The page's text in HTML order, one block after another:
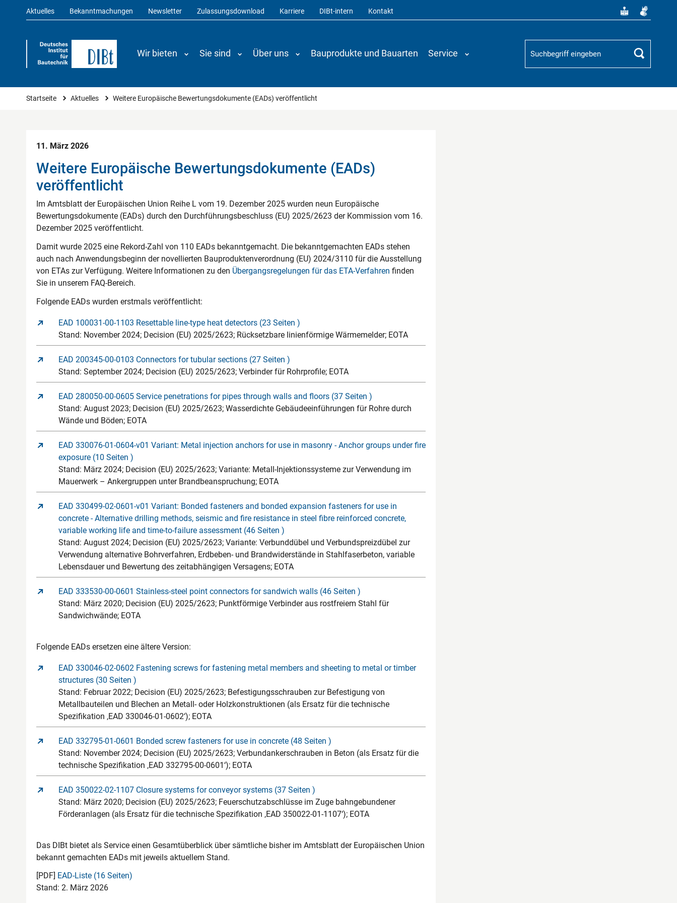
Aktuelles Bekanntmachungen Newsletter Zulassungsdownload Karriere DIBt-intern Kontakt
Wir bieten Sie sind Über uns Bauprodukte und Bauarten Service
Suchbegriff
Suchen
Sie sind hier
Startseite Aktuelles Weitere Europäische Bewertungsdokumente (EADs) veröffentlicht
11. März 2026
Weitere Europäische Bewertungsdokumente (EADs)
veröffentlicht
Im Amtsblatt der Europäischen Union Reihe L vom 19. Dezember 2025 wurden neun Europäische
Bewertungsdokumente (EADs) durch den Durchführungsbeschluss (EU) 2025/2623 der Kommission vom 16.
Dezember 2025 veröffentlicht.
Damit wurde 2025 eine Rekord-Zahl von 110 EADs bekanntgemacht. Die bekanntgemachten EADs stehen
auch nach Anwendungsbeginn der novellierten Bauproduktenverordnung (EU) 2024/3110 für die Ausstellung
von ETAs zur Verfügung. Weitere Informationen zu den Übergangsregelungen für das ETA-Verfahren finden
Sie in unserem FAQ-Bereich.
Folgende EADs wurden erstmals veröffentlicht:
EAD 100031-00-1103 Resettable line-type heat detectors (23 Seiten )
Stand: November 2024; Decision (EU) 2025/2623; Rücksetzbare linienförmige Wärmemelder; EOTA
EAD 200345-00-0103 Connectors for tubular sections (27 Seiten )
Stand: September 2024; Decision (EU) 2025/2623; Verbinder für Rohrprofile; EOTA
EAD 280050-00-0605 Service penetrations for pipes through walls and floors (37 Seiten )
Stand: August 2023; Decision (EU) 2025/2623; Wasserdichte Gebäudeeinführungen für Rohre durch
Wände und Böden; EOTA
EAD 330076-01-0604-v01 Variant: Metal injection anchors for use in masonry - Anchor groups under fire
exposure (10 Seiten )
Stand: März 2024; Decision (EU) 2025/2623; Variante: Metall-Injektionssysteme zur Verwendung im
Mauerwerk – Ankergruppen unter Brandbeanspruchung; EOTA
EAD 330499-02-0601-v01 Variant: Bonded fasteners and bonded expansion fasteners for use in
concrete - Alternative drilling methods, seismic and fire resistance in steel fibre reinforced concrete,
variable working life and time-to-failure assessment (46 Seiten )
Stand: August 2024; Decision (EU) 2025/2623; Variante: Verbunddübel und Verbundspreizdübel zur
Verwendung alternative Bohrverfahren, Erdbeben- und Brandwiderstände in Stahlfaserbeton, variable
Lebensdauer und Bewertung des zeitabhängigen Versagens; EOTA
EAD 333530-00-0601 Stainless-steel point connectors for sandwich walls (46 Seiten )
Stand: März 2020; Decision (EU) 2025/2623; Punktförmige Verbinder aus rostfreiem Stahl für
Sandwichwände; EOTA
Folgende EADs ersetzen eine ältere Version:
EAD 330046-02-0602 Fastening screws for fastening metal members and sheeting to metal or timber
structures (30 Seiten )
Stand: Februar 2022; Decision (EU) 2025/2623; Befestigungsschrauben zur Befestigung von
Metallbauteilen und Blechen an Metall- oder Holzkonstruktionen (als Ersatz für die technische
Spezifikation ‚EAD 330046-01-0602‘); EOTA
EAD 332795-01-0601 Bonded screw fasteners for use in concrete (48 Seiten )
Stand: November 2024; Decision (EU) 2025/2623; Verbundankerschrauben in Beton (als Ersatz für die
technische Spezifikation ‚EAD 332795-00-0601‘); EOTA
EAD 350022-02-1107 Closure systems for conveyor systems (37 Seiten )
Stand: März 2020; Decision (EU) 2025/2623; Feuerschutzabschlüsse im Zuge bahngebundener
Förderanlagen (als Ersatz für die technische Spezifikation ‚EAD 350022-01-1107‘); EOTA
Das DIBt bietet als Service einen Gesamtüberblick über sämtliche bisher im Amtsblatt der Europäischen Union
bekannt gemachten EADs mit jeweils aktuellem Stand.
[PDF] EAD-Liste (16 Seiten)
Stand: 2. März 2026